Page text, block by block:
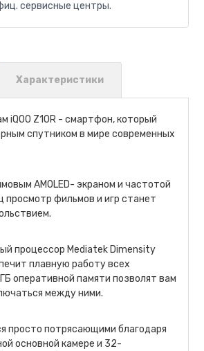
сервисные центры.
Характеристики
iQOO Z10R - смартфон, который
спутником в мире современных
AMOLED- экраном и частотой
просмотр фильмов и игр станет
процессор Mediatek Dimensity
плавную работу всех
оперативной памяти позволят вам
между ними.
просто потрясающими благодаря
основной камере и 32-